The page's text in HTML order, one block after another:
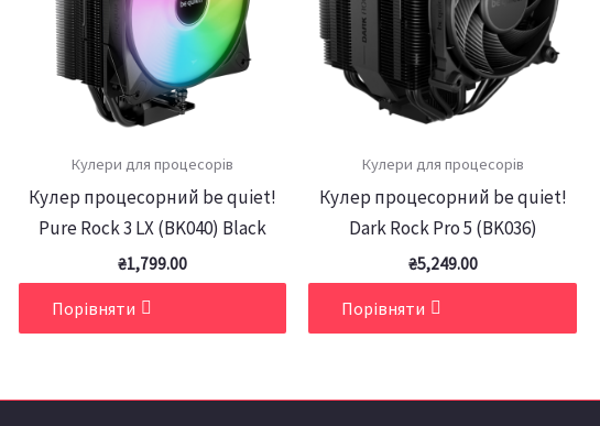
Кулери для процесорів
Кулер процесорний be quiet!
Pure Rock 3 LX (BK040) Black
₴1,799.00
Порівняти
Кулери для процесорів
Кулер процесорний be quiet!
Dark Rock Pro 5 (BK036)
₴5,249.00
Порівняти